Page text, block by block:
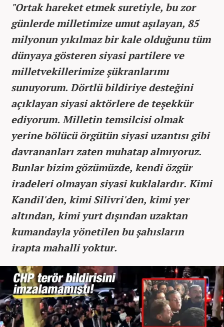
"Ortak hareket etmek suretiyle, bu zor
günlerde milletimize umut aşılayan, 85
milyonun yıkılmaz bir kale olduğunu tüm
dünyaya gösteren siyasi partilere ve
milletvekillerimize şükranlarımı
sunuyorum. Dörtlü bildiriye desteğini
açıklayan siyasi aktörlere de teşekkür
ediyorum. Milletin temsilcisi olmak
yerine bölücü örgütün siyasi uzantısı gibi
davrananları zaten muhatap almıyoruz.
Bunlar bizim gözümüzde, kendi özgür
iradeleri olmayan siyasi kuklalardır. Kimi
Kandil'den, kimi Silivri'den, kimi yer
altından, kimi yurt dışından uzaktan
kumandayla yönetilen bu şahısların
irapta mahalli yoktur.